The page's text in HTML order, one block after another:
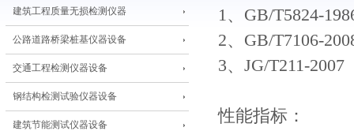
建筑工程质量无损检测仪器
公路道路桥梁桩基仪器设备
交通工程检测仪器设备
钢结构检测试验仪器设备
建筑节能测试仪器设备
1、GB/T5824-
2、GB/T7106-
3、JG/T211-
性能指标：